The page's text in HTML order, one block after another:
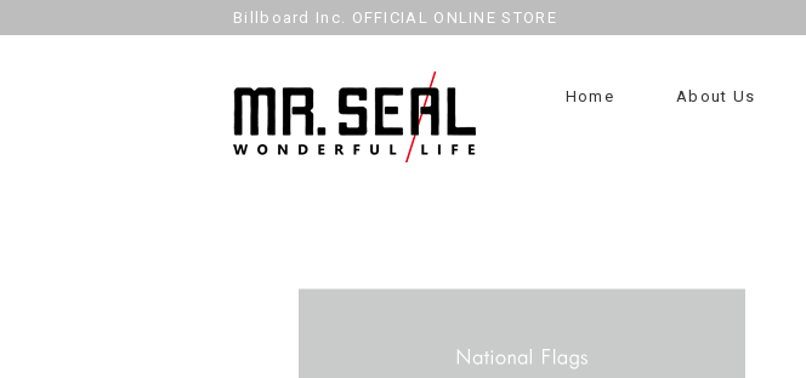
Billboard Inc. OFFICIAL ONLINE STORE
Home About Us